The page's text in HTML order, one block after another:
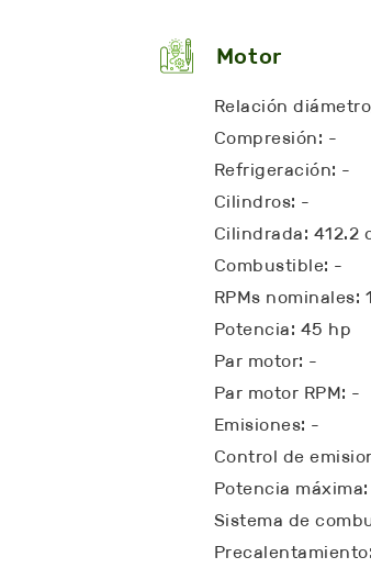
Motor
Relación
Compresión: -
Refrigeración: -
Cilindros: -
Cilindrada: 412.2
Combustible: -
RPMs nominales:
Potencia: 45 hp
Par motor: -
Par motor RPM: -
Emisiones: -
Control de
Potencia
Sistema de